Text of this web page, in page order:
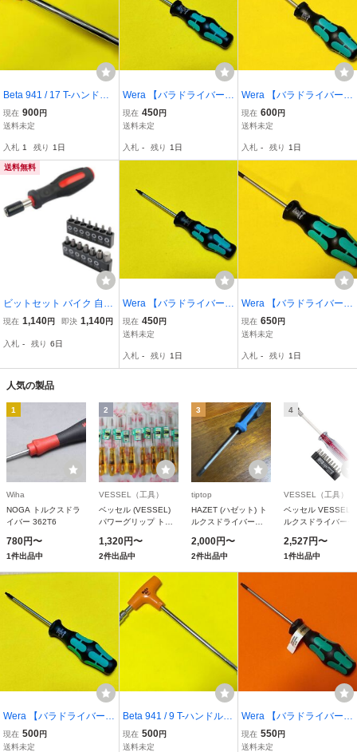
Beta 941 / 17 T-ハンドル
ナットドライバー 17mm
（旧ハンドル）
現在 900円
送料未定
入札 1 残り 1日
Wera 【バラドライバー】
TORX-Plus(トルクスプラ
ス) 367IP/5IP
現在 450円
送料未定
入札 - 残り 1日
Wera 【バラドライバー】
ナットドライバー 395 / 5.
0mm × 125
現在 600円
送料未定
入札 - 残り 1日
送料無料
ビットセット バイク 自転
車 車 1/4 六角ドライバー
ルクスビット セット 14本
現在 1,140円 即決 1,140円
入札 - 残り 6日
Wera 【バラドライバー】
TORX-Plus(トルクスプラ
ス) 367IP/6IP
現在 450円
送料未定
入札 - 残り 1日
Wera 【バラドライバー】
トライウイングドライバ
ー 375 ＃3 × 80
現在 650円
送料未定
入札 - 残り 1日
人気の製品
1
Wiha
NOGA トルクスドラ
イバー 362T6
780円〜
1件出品中
2
VESSEL（工具）
ベッセル (VESSEL)
パワーグリップ トル
り止め TORX
T7H×80mm B-
5400TX
1,320円〜
2件出品中
3
tiptop
HAZET (ハゼット) ト
ルクスドライバー
2,000円〜
2件出品中
4
VESSEL（工具）
ベッセル VESSEL
ルクスドライバーセ
ートビット差替式
TD6310TX
2,527円〜
1件出品中
Wera 【バラドライバー】
TORX-Plus(トルクスプラ
ス) 367IP/10IP
現在 500円
送料未定
Beta 941 / 9 T-ハンドル
ナットドライバー 9mm
（旧ハンドル）
現在 500円
送料未定
Wera 【バラドライバー】
TORX-Plus(トルクスプラ
ス) 367IP/20IP
現在 550円
送料未定